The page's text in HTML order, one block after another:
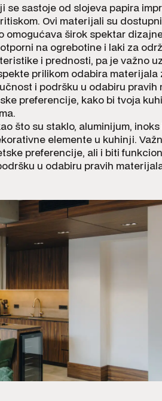
se sastoje od slojeva papira
Ovi materijali su
omogućava širok spektar
na ogrebotine i laki za
i prednosti, pa je važno
prilikom odabira materijala
i podršku u odabiru pravih
preferencije, kako bi tvoja
što su staklo, aluminijum,
elemente u kuhinji.
preferencije, ali i biti
u odabiru pravih